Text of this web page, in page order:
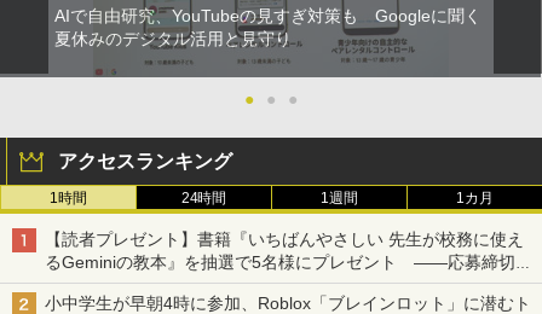
AIで自由研究、YouTubeの見すぎ対策も Googleに聞く
夏休みのデジタル活用と見守り
● ● ●
アクセスランキング
1時間 24時間 1週間 1カ月
【読者プレゼント】書籍『いちばんやさしい 先生が校務に使え
るGeminiの教本』を抽選で5名様にプレゼント ――応募締切は
2026年8月12日（水）まで
小中学生が早朝4時に参加、Roblox「ブレインロット」に潜むト